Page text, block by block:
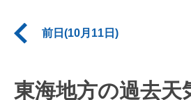
前日(10月11日)
東海地方の過去天